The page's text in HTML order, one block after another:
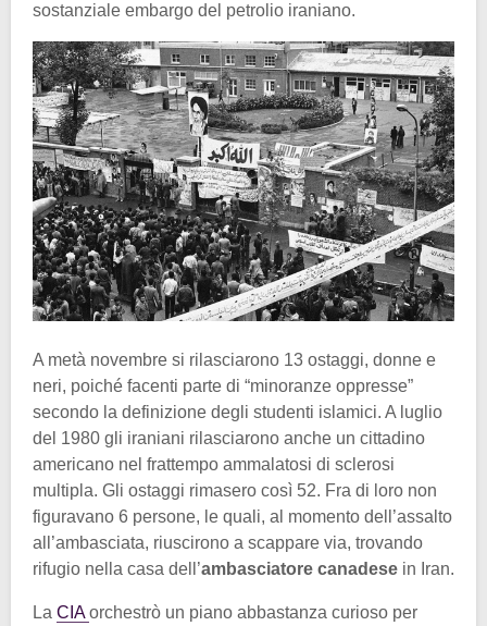
sostanziale embargo del petrolio iraniano.
A metà novembre si rilasciarono 13 ostaggi, donne e
neri, poiché facenti parte di “minoranze oppresse”
secondo la definizione degli studenti islamici. A luglio
del 1980 gli iraniani rilasciarono anche un cittadino
americano nel frattempo ammalatosi di sclerosi
multipla. Gli ostaggi rimasero così 52. Fra di loro non
figuravano 6 persone, le quali, al momento dell’assalto
all’ambasciata, riuscirono a scappare via, trovando
rifugio nella casa dell’ambasciatore canadese in Iran.
La CIAorchestrò un piano abbastanza curioso per